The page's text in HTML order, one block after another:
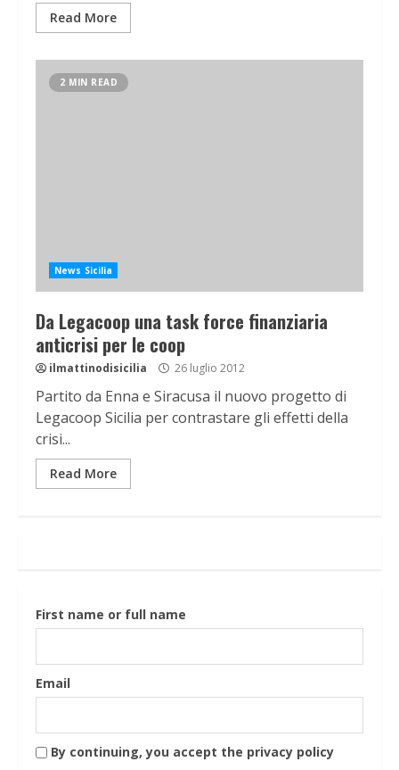
Read More
2 MIN READ
News Sicilia
Da Legacoop una task force finanziaria
anticrisi per le coop
ilmattinodisicilia 26 luglio 2012
Partito da Enna e Siracusa il nuovo progetto di
Legacoop Sicilia per contrastare gli effetti della
crisi...
Read More
First name or full name
Email
By continuing, you accept the privacy policy